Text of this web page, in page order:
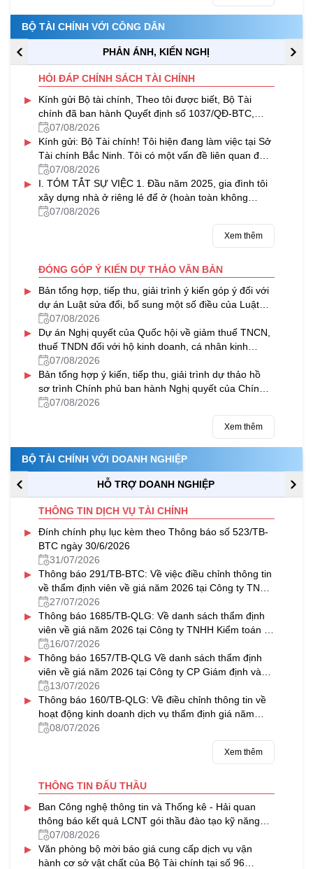
BỘ TÀI CHÍNH VỚI CÔNG DÂN
PHẢN ÁNH, KIẾN NGHỊ
HỎI ĐÁP CHÍNH SÁCH TÀI CHÍNH
▸
Kính gửi Bộ tài chính, Theo tôi được biết, Bộ Tài
chính đã ban hành Quyết định số 1037/QĐ-BTC,
chính thức công bố quy trình...
07/08/2026
▸
Kính gửi: Bộ Tài chính! Tôi hiện đang làm việc tại Sở
Tài chính Bắc Ninh. Tôi có một vấn đề liên quan đến
lĩnh vực đầu tư...
07/08/2026
▸
I. TÓM TẮT SỰ VIỆC 1. Đầu năm 2025, gia đình tôi
xây dựng nhà ở riêng lẻ để ở (hoàn toàn không
nhằm mục đích kinh doanh) tại...
07/08/2026
Xem thêm
ĐÓNG GÓP Ý KIẾN DỰ THẢO VĂN BẢN
▸
Bản tổng hợp, tiếp thu, giải trình ý kiến góp ý đối với
dự án Luật sửa đổi, bổ sung một số điều của Luật
Thuế tài nguyên
07/08/2026
▸
Dự án Nghị quyết của Quốc hội về giảm thuế TNCN,
thuế TNDN đối với hộ kinh doanh, cá nhân kinh
doanh và doanh nghiệp
07/08/2026
▸
Bản tổng hợp ý kiến, tiếp thu, giải trình dự thảo hồ
sơ trình Chính phủ ban hành Nghị quyết của Chính
phủ về việc VIMC được chia cổ tức bằng cổ phiếu từ
nguồn lợi nhuận sau thuế chưa phân phối của năm
07/08/2026
Xem thêm
BỘ TÀI CHÍNH VỚI DOANH NGHIỆP
HỖ TRỢ DOANH NGHIỆP
THÔNG TIN DỊCH VỤ TÀI CHÍNH
▸
Đính chính phụ lục kèm theo Thông báo số 523/TB-
BTC ngày 30/6/2026
31/07/2026
▸
Thông báo 291/TB-BTC: Về việc điều chỉnh thông tin
về thẩm định viên về giá năm 2026 tại Công ty TNHH
Thẩm định giá & Bất động sản NAVICO
27/07/2026
▸
Thông báo 1685/TB-QLG: Về danh sách thẩm định
viên về giá năm 2026 tại Công ty TNHH Kiểm toán tư
vấn Thủ Đô
16/07/2026
▸
Thông báo 1657/TB-QLG Về danh sách thẩm định
viên về giá năm 2026 tại Công ty CP Giám định và
Thẩm định tài sản Việt Nam
13/07/2026
▸
Thông báo 160/TB-QLG: Về điều chỉnh thông tin về
hoạt động kinh doanh dịch vụ thẩm định giá năm
2026 tại Công ty CP Định giá HFC
08/07/2026
Xem thêm
THÔNG TIN ĐẤU THẦU
▸
Ban Công nghệ thông tin và Thống kê - Hải quan
thông báo kết quả LCNT gói thầu đào tạo kỹ năng
làm việc trong môi trường số, chuyển đổi số của
ngành Hải quan (02 lớp)
07/08/2026
▸
Văn phòng bộ mời báo giá cung cấp dịch vụ vận
hành cơ sở vật chất của Bộ Tài chính tại số 96